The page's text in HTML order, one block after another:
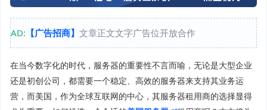
AD: 【广告招商】 文章正文文字广告位开放合作
在当今数字化的时代，服务器的重要性不言而喻，无论是大型企业
还是初创公司，都需要一个稳定、高效的服务器来支持其业务运
营，而美国，作为全球互联网的中心，其服务器租用商的选择显得